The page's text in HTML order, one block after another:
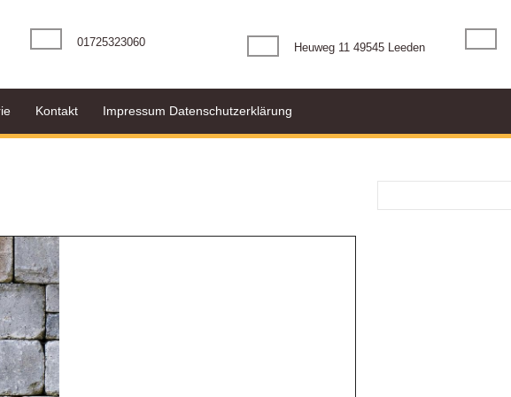
01725323060Telefonnummer
Heuweg 11 49545 Leeden
Kontakt Impressum Datenschutzerklärung
Kontakt